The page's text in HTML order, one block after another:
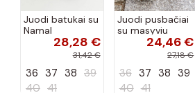
Juodi batukai su
Namal
dekoracija28,28 €
31,42 €
36 37 38 39
40 41
Juodi pusbačiai
su masyviu
padu Teska24,46 €
27,18 €
36 37 38 39
40 41